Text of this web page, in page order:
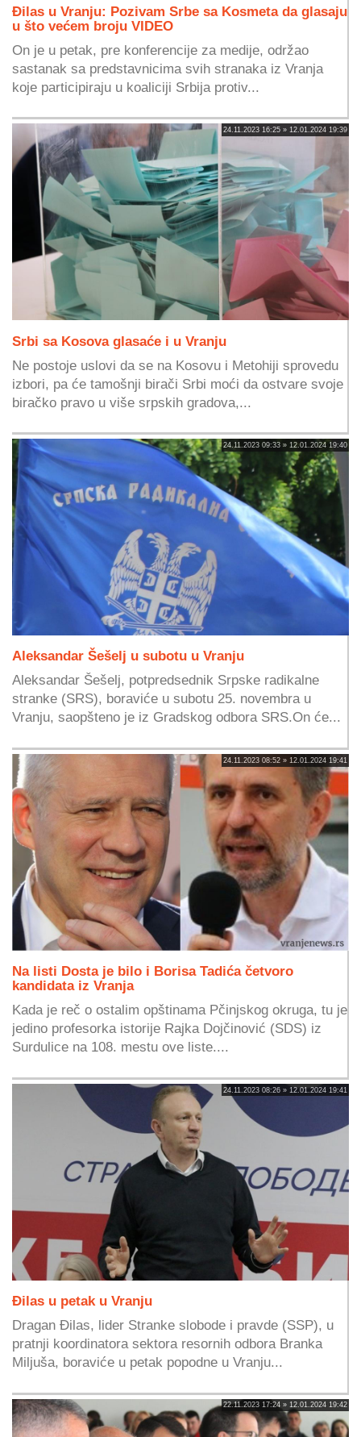
Đilas u Vranju: Pozivam Srbe sa Kosmeta da glasaju
u što većem broju VIDEO
On je u petak, pre konferencije za medije, održao
sastanak sa predstavnicima svih stranaka iz Vranja
koje participiraju u koaliciji Srbija protiv...
24.11.2023 16:25 » 12.01.2024 19:39
Srbi sa Kosova glasaće i u Vranju
Ne postoje uslovi da se na Kosovu i Metohiji sprovedu
izbori, pa će tamošnji birači Srbi moći da ostvare svoje
biračko pravo u više srpskih gradova,...
24.11.2023 09:33 » 12.01.2024 19:40
Aleksandar Šešelj u subotu u Vranju
Aleksandar Šešelj, potpredsednik Srpske radikalne
stranke (SRS), boraviće u subotu 25. novembra u
Vranju, saopšteno je iz Gradskog odbora SRS.On će...
24.11.2023 08:52 » 12.01.2024 19:41
Na listi Dosta je bilo i Borisa Tadića četvoro
kandidata iz Vranja
Kada je reč o ostalim opštinama Pčinjskog okruga, tu je
jedino profesorka istorije Rajka Dojčinović (SDS) iz
Surdulice na 108. mestu ove liste....
24.11.2023 08:26 » 12.01.2024 19:41
Đilas u petak u Vranju
Dragan Đilas, lider Stranke slobode i pravde (SSP), u
pratnji koordinatora sektora resornih odbora Branka
Miljuša, boraviće u petak popodne u Vranju...
22.11.2023 17:24 » 12.01.2024 19:42